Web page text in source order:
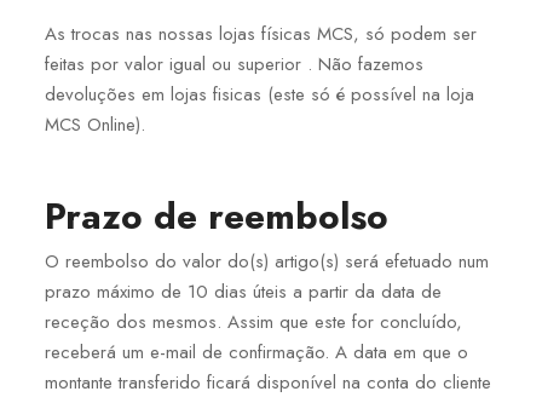
As trocas nas nossas lojas físicas MCS, só podem ser
feitas por valor igual ou superior . Não fazemos
devoluções em lojas fisicas (este só é possível na loja
MCS Online).
Prazo de reembolso
O reembolso do valor do(s) artigo(s) será efetuado num
prazo máximo de 10 dias úteis a partir da data de
receção dos mesmos. Assim que este for concluído,
receberá um e-mail de confirmação. A data em que o
montante transferido ficará disponível na conta do cliente